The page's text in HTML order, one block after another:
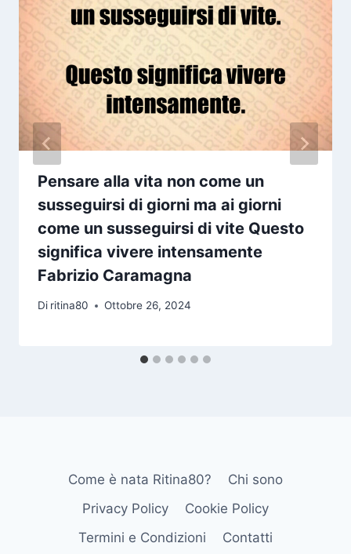
Pensare alla vita non come un
susseguirsi di giorni ma ai giorni
come un susseguirsi di vite Questo
significa vivere intensamente
Fabrizio Caramagna
Di ritina80 Ottobre 26, 2024
Come è nata Ritina80?
Chi sono
Privacy Policy
Cookie Policy
Termini e Condizioni
Contatti